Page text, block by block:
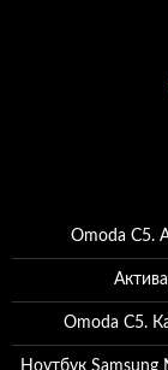
Omoda C5.
Omoda C5.
Ноутбук Samsung